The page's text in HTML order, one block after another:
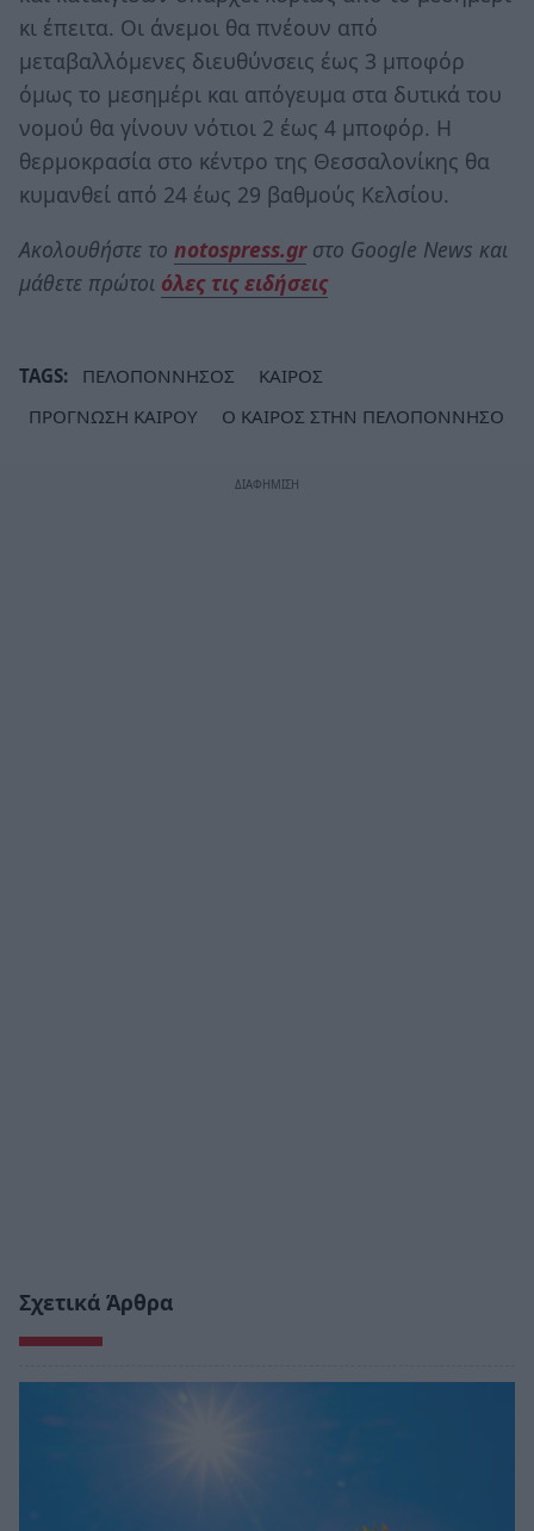
κι έπειτα. Οι άνεμοι θα πνέουν από
μεταβαλλόμενες διευθύνσεις έως 3 μποφόρ
όμως το μεσημέρι και απόγευμα στα δυτικά του
νομού θα γίνουν νότιοι 2 έως 4 μποφόρ. Η
θερμοκρασία στο κέντρο της Θεσσαλονίκης θα
κυμανθεί από 24 έως 29 βαθμούς Κελσίου.
Ακολουθήστε το notospress.grστο Google News και
μάθετε πρώτοι όλες τις ειδήσεις
TAGS: ΠΕΛΟΠΟΝΝΗΣΟΣ
ΚΑΙΡΟΣ
ΠΡΟΓΝΩΣΗ ΚΑΙΡΟΥ
Ο ΚΑΙΡΟΣ ΣΤΗΝ ΠΕΛΟΠΟΝΝΗΣΟ
Σχετικά Άρθρα